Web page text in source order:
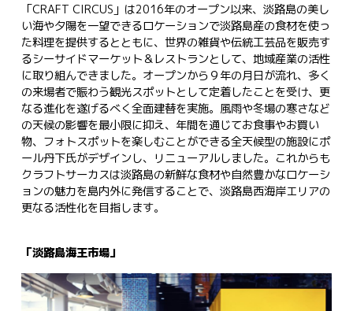
「CRAFT CIRCUS」は2016年のオープン以来、淡路島の美し
い海や夕陽を一望できるロケーションで淡路島産の食材を使っ
た料理を提供するとともに、世界の雑貨や伝統工芸品を販売す
るシーサイドマーケット＆レストランとして、地域産業の活性
に取り組んできました。オープンから９年の月日が流れ、多く
の来場者で賑わう観光スポットとして定着したことを受け、更
なる進化を遂げるべく全面建替を実施。風雨や冬場の寒さなど
の天候の影響を最小限に抑え、年間を通じてお食事やお買い
物、フォトスポットを楽しむことができる全天候型の施設にポ
ール丹下氏がデザインし、リニューアルしました。これからも
クラフトサーカスは淡路島の新鮮な食材や自然豊かなロケーシ
ョンの魅力を島内外に発信することで、淡路島西海岸エリアの
更なる活性化を目指します。
「淡路島海王市場」